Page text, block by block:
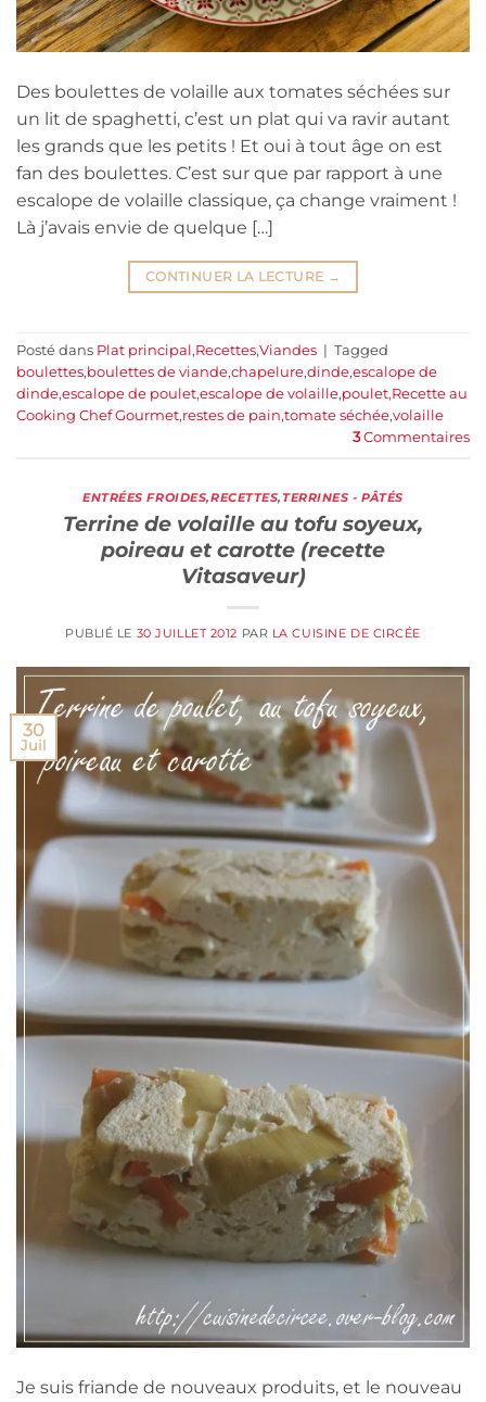
Des boulettes de volaille aux tomates séchées sur
un lit de spaghetti, c’est un plat qui va ravir autant
les grands que les petits ! Et oui à tout âge on est
fan des boulettes. C’est sur que par rapport à une
escalope de volaille classique, ça change vraiment !
Là j’avais envie de quelque […]
CONTINUER LA LECTURE →
Posté dans Plat principal,Recettes,Viandes | Tagged
boulettes,boulettes de viande,chapelure,dinde,escalope de
dinde,escalope de poulet,escalope de volaille,poulet,Recette au
Cooking Chef Gourmet,restes de pain,tomate séchée,volaille
3Commentaires
ENTRÉES FROIDES,RECETTES,TERRINES - PÂTÉS
Terrine de volaille au tofu soyeux,
poireau et carotte (recette
Vitasaveur)
PUBLIÉ LE 30 JUILLET 2012 PAR LA CUISINE DE CIRCÉE
30
Juil
Je suis friande de nouveaux produits, et le nouveau